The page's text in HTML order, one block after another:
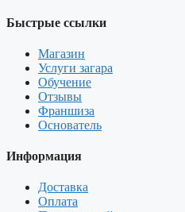
Быстрые ссылки
Магазин
Услуги загара
Обучение
Отзывы
Франшиза
Основатель
Информация
Доставка
Оплата